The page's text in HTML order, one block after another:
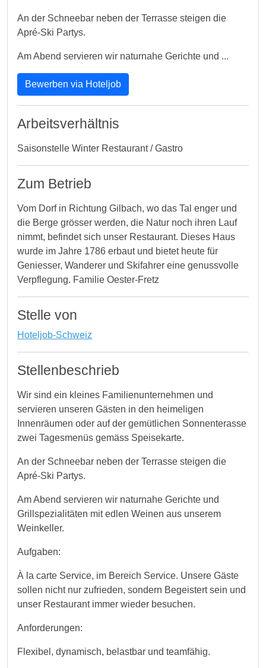
An der Schneebar neben der Terrasse steigen die
Apré-Ski Partys.
Am Abend servieren wir naturnahe Gerichte und ...
Bewerben via Hoteljob
Arbeitsverhältnis
Saisonstelle Winter Restaurant / Gastro
Zum Betrieb
Vom Dorf in Richtung Gilbach, wo das Tal enger und
die Berge grösser werden, die Natur noch ihren Lauf
nimmt, befindet sich unser Restaurant. Dieses Haus
wurde im Jahre 1786 erbaut und bietet heute für
Geniesser, Wanderer und Skifahrer eine genussvolle
Verpflegung. Familie Oester-Fretz
Stelle von
Hoteljob-Schweiz
Stellenbeschrieb
Wir sind ein kleines Familienunternehmen und
servieren unseren Gästen in den heimeligen
Innenräumen oder auf der gemütlichen Sonnenterasse
zwei Tagesmenüs gemäss Speisekarte.
An der Schneebar neben der Terrasse steigen die
Apré-Ski Partys.
Am Abend servieren wir naturnahe Gerichte und
Grillspezialitäten mit edlen Weinen aus unserem
Weinkeller.
Aufgaben:
À la carte Service, im Bereich Service. Unsere Gäste
sollen nicht nur zufrieden, sondern Begeistert sein und
unser Restaurant immer wieder besuchen.
Anforderungen:
Flexibel, dynamisch, belastbar und teamfähig.